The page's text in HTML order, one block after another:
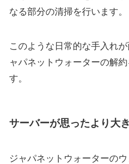
なる部分の清掃を行います。
このような日常的な手入れ
ャパネットウォーターの解
す。
サーバーが思ったより大
ジャパネットウォーターの